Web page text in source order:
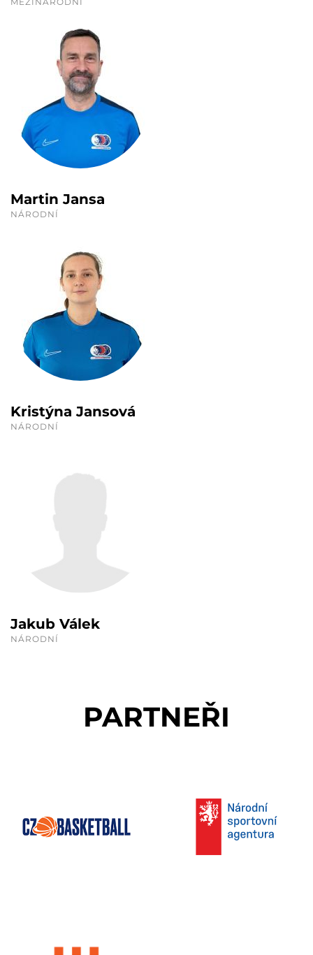
Martin Jansa
NÁRODNÍ
Kristýna Jansová
NÁRODNÍ
Jakub Válek
NÁRODNÍ
PARTNEŘI